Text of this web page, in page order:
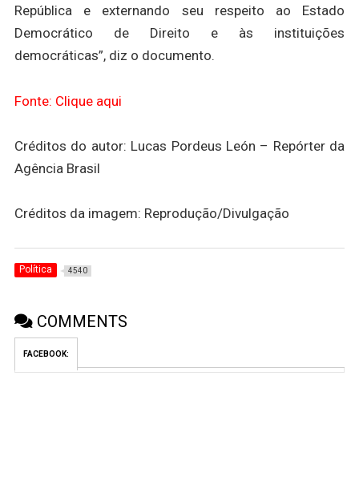
República e externando seu respeito ao Estado
Democrático de Direito e às instituições
democráticas”, diz o documento.
Fonte: Clique aqui
Créditos do autor: Lucas Pordeus León – Repórter da
Agência Brasil
Créditos da imagem: Reprodução/Divulgação
Política 4540
COMMENTS
FACEBOOK: